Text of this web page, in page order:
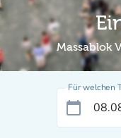
Massablok
Für welchen
calendar_today